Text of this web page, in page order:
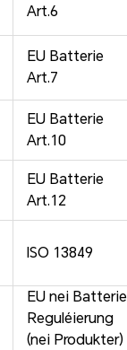
Art.6
EU Batterie
Art.7
EU Batterie
Art.10
EU Batterie
Art.12
ISO 13849
EU nei Batterie
Reguléierung
(nei Produkter)